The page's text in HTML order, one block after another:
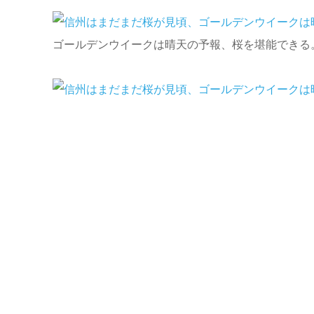
ゴールデンウイークは晴天の予報、桜を堪能できる